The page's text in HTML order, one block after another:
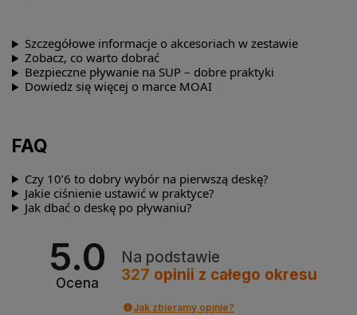
Szczegółowe informacje o akcesoriach w zestawie
Zobacz, co warto dobrać
Bezpieczne pływanie na SUP – dobre praktyki
Dowiedz się więcej o marce MOAI
FAQ
Czy 10’6 to dobry wybór na pierwszą deskę?
Jakie ciśnienie ustawić w praktyce?
Jak dbać o deskę po pływaniu?
5.0
Ocena
Na podstawie
327 opinii z całego okresu
Jak zbieramy opinie?